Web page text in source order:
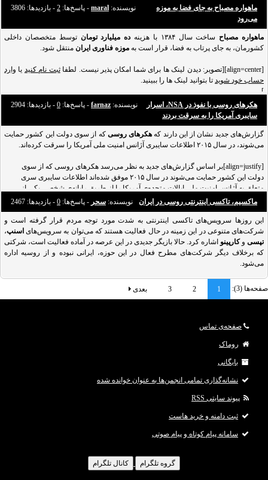
گزارش‌های منتشرشده نشان از این دارند که روس‌ها با طراحی یکبات‌نت
برای انجام
کلیک‌های تقلبی، بزرگ‌ترین کلاه‌برداری تاریخ اینترنت را از آگهی‌دهندگان و ناشران انجام
[align=justify]
هکرهای روس با طراحی و توسعه‌ی یک بات‌نت (بات‌نت‌ شبکه‌ای است که با در اختیار
نویسنده: maral - پاسخ‌ها: 2 - بازدید‌ها: 3806
ماهواره‌ مصباح به جای فضا به موزه
می‌رود
ماهواره مصباح ساخت سال ۱۳۸۴ با هزینه ده میلیارد تومان توسط متخصصان داخلی
کشورمان، به جای پرتاب به فضا، قرار است به موزه‌ فناوری ایران منتقل شود.
[align=center][تصویر: دیدن لینک ها برای شما امکان پذیر نیست. لطفا ثبت نام کنید یا وارد
حساب خود شوید تا بتوانید لینک ها را ببینید.
]
روز دوشنبه 12 تیرماه 96 در نشست خبری که به منظور امضای تفاهم‌نامه همکاری بین
که قرار است ماهواره مصباح به موزه فناوری منتقل شود.
نویسنده: farnaz - پاسخ‌ها: 0 - بازدید‌ها: 2904
هکرهای روسی با نفوذ در NSA، اسرار
سایبری آمریکا را به سرقت بردند
گزارش‌های جدید نشان از این دارند که هکرهای روسی که از سوی دولت این کشور حمایت
می‌شوند، در سال ۲۰۱۵ اطلاعات سایبری آژانس امنیت ملی آمریکا را سرقت کرده‌‌اند.
[align=justify]بر اساس گزارش‌های جدید به نظر می‌رسد هکرهای روسی که از سوی
دولت این کشور حمایت می‌شوند در سال ۲۰۱۵ موفق شده‌اند اطلاعات سایبری سری
متعلق به آژانس امنیت ملی ایالات متحده‌ی آمریکا را از طریق رایانه‌ی شخصی یکی از
کارکنان کمپانی‌های قراردادی به سرقت ببرند.
به گزارش وال استریت ژورنال که برگرفته ا
نویسنده: سحر - پاسخ‌ها: 0 - بازدید‌ها: 2467 ماکسیم، تاکسی اینترنتی روسی در ایران
این روزها سرویس‌های تاکسی اینترنتی به شدت مورد توجه مردم قرار گرفته است و
شرکت‌های متنوعی در این زمینه در حال فعالیت هستند که می‌توان به سرویس‌های اسنپ،
تپسی وکارپینو اشاره کرد. حالا بازیگر جدیدی در این عرصه در آماده فعالیت است، شرکتی
که برخلاف دیگر شرکت‌های مطرح فعال در این حوزه، ایرانی نبوده و از روسیه اداره
می‌شود.
سرویس سفارش آنلاین تاکسی «
صفحه‌ها (3): 1
2
3 بعدی
صفحه‌ی تماس
روماک
بایگانی
نشانه‌گذاری تمامی انجمن‌ها به عنوان خوانده شده
پیوند سایتی RSS
ثبت دامنه و خرید هاست
سامانه پیام کوتاه و پیام صوتی
گروه تلگرام کانال تلگرام